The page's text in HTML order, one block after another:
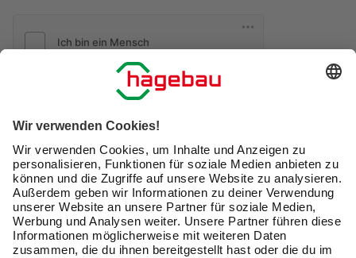
Ich möchte auf mich
(inklusive den Newsletter) von hagebau erhalten. Ich
bin mit der
Nutzung meiner personenbezogenen
Daten durch hagebau, die E-Mail-Werbung, die
Analyse meines E-Mail-Umgangs sowie die
Zusammenführung und Analyse meiner Kaufdaten,
Coupons und Kartenvorteile umfasst, einverstanden.
Mein Einverständnis kann ich jederzeit widerrufen.